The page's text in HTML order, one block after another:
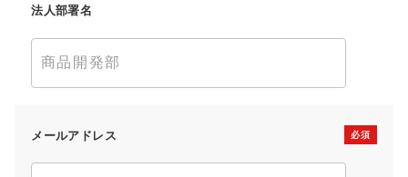
法人部署名
メールアドレス